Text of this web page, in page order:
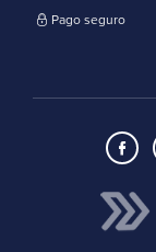
Pago seguro